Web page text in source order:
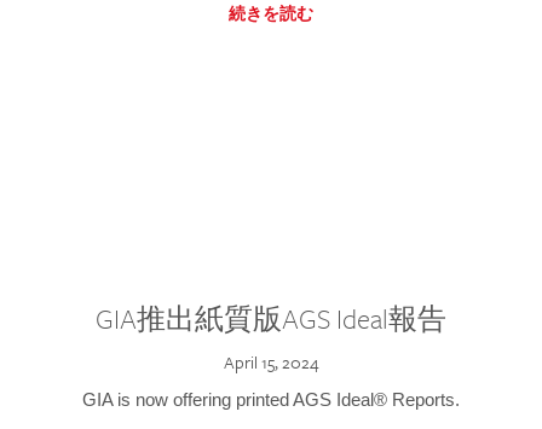
続きを読む
GIA推出紙質版AGS Ideal報告
April 15, 2024
GIA is now offering printed AGS Ideal® Reports.